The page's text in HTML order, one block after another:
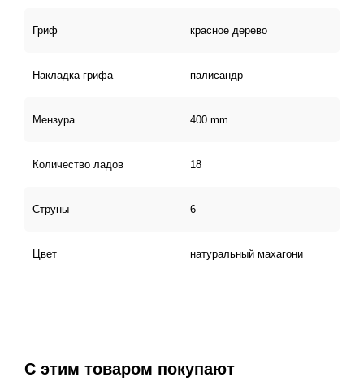
Гриф красное дерево
Накладка грифа палисандр
Мензура 400 mm
Количество ладов 18
Струны 6
Цвет натуральный махагони
С этим товаром покупают